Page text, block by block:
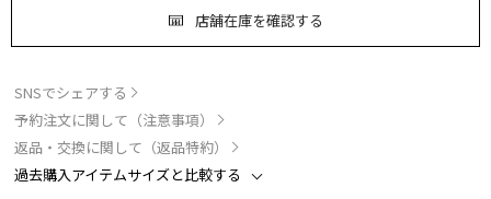
店舗在庫を確認する
SNSでシェアする
予約注文に関して（注意事項）
返品・交換に関して（返品特約）
過去購入アイテムサイズと比較する